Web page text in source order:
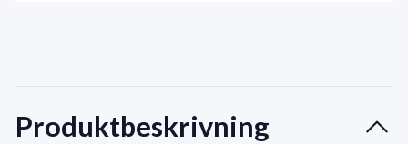
Produktbeskrivning